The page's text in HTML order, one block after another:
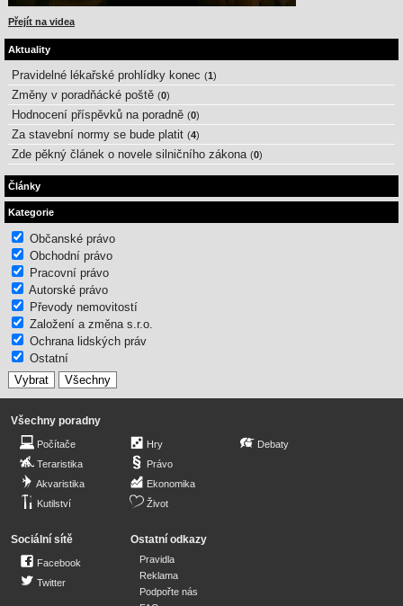
Přejít na videa
Aktuality
Pravidelné lékařské prohlídky konec (1)
Změny v poradňácké poště (0)
Hodnocení příspěvků na poradně (0)
Za stavební normy se bude platit (4)
Zde pěkný článek o novele silničního zákona (0)
Články
Kategorie
Občanské právo
Obchodní právo
Pracovní právo
Autorské právo
Převody nemovitostí
Založení a změna s.r.o.
Ochrana lidských práv
Ostatní
Všechny poradny
Počítače
Teraristika
Akvaristika
Kutilství
Hry
Právo
Ekonomika
Život
Debaty
Sociální sítě
Facebook
Twitter
Ostatní odkazy
Pravidla
Reklama
Podpořte nás